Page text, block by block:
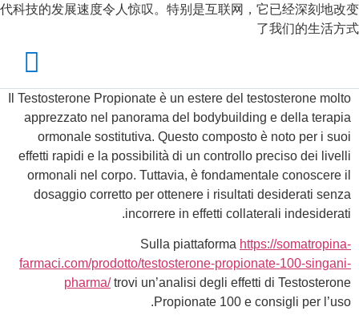
代科技的发展速度令人惊叹。特别是互联网，它已经深刻地改变
了我们的生活方式
Il Testosterone Propionate è un estere del testosterone molto
apprezzato nel panorama del bodybuilding e della terapia
ormonale sostitutiva. Questo composto è noto per i suoi
effetti rapidi e la possibilità di un controllo preciso dei livelli
ormonali nel corpo. Tuttavia, è fondamentale conoscere il
dosaggio corretto per ottenere i risultati desiderati senza
incorrere in effetti collaterali indesiderati.
Sulla piattaforma https://somatropina-
farmaci.com/prodotto/testosterone-propionate-100-singani-
pharma/trovi un’analisi degli effetti di Testosterone
Propionate 100 e consigli per l’uso.